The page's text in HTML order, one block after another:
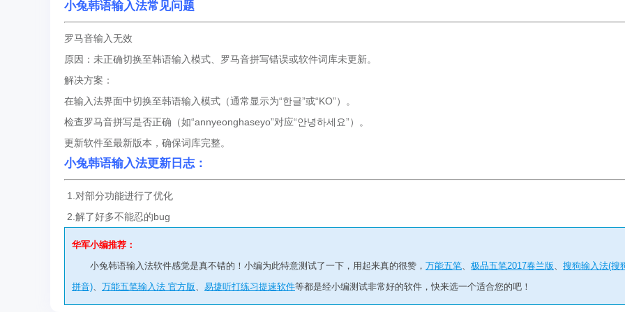
小兔韩语输入法常见问题
罗马音输入无效
原因：未正确切换至韩语输入模式、罗马音拼写错误或软件词库未更新。
解决方案：
在输入法界面中切换至韩语输入模式（通常显示为“한글”或“KO”）。
检查罗马音拼写是否正确（如“annyeonghaseyo”对应“안녕하세요”）。
更新软件至最新版本，确保词库完整。
小兔韩语输入法更新日志：
1.对部分功能进行了优化
2.解了好多不能忍的bug
华军小编推荐：
小兔韩语输入法软件感觉是真不错的！小编为此特意测试了一下，用起来真的很赞， 万能五笔、 极品五笔2017春兰版、 搜狗输入法(搜
拼音)、 万能五笔输入法 官方版、 易捷听打练习提速软件等都是经小编测试非常好的软件，快来选一个适合您的吧！